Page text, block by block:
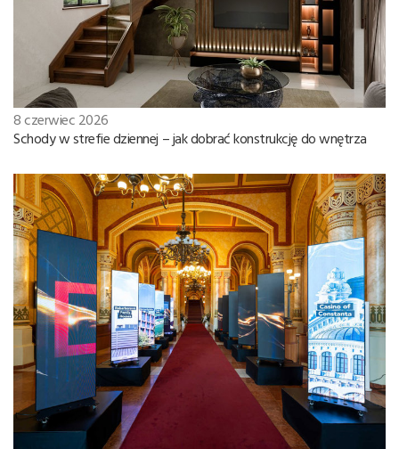
8 czerwiec 2026
Schody w strefie dziennej – jak dobrać konstrukcję do wnętrza